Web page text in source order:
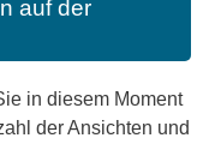
auf der
in diesem Moment
der Ansichten und